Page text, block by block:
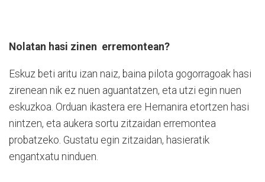
Nolatan hasi zinen erremontean?
Eskuz beti aritu izan naiz, baina pilota gogorragoak hasi
zirenean nik ez nuen aguantatzen, eta utzi egin nuen
eskuzkoa. Orduan ikastera ere Hernanira etortzen hasi
nintzen, eta aukera sortu zitzaidan erremontea
probatzeko. Gustatu egin zitzaidan, hasieratik
engantxatu ninduen.